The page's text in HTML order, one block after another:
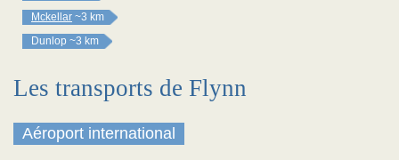
Mckellar ~3 km
Dunlop ~3 km
Les transports de Flynn
Aéroport international